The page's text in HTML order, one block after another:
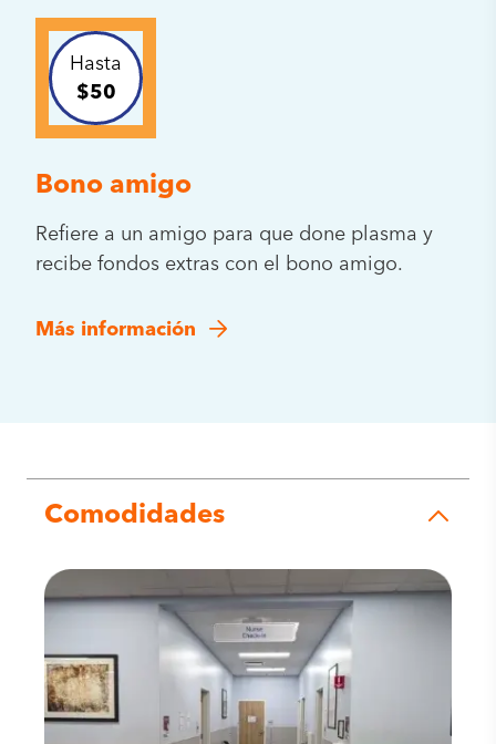
Hasta
$50
Bono amigo
Refiere a un amigo para que done plasma y
recibe fondos extras con el bono amigo.
Más información
Comodidades